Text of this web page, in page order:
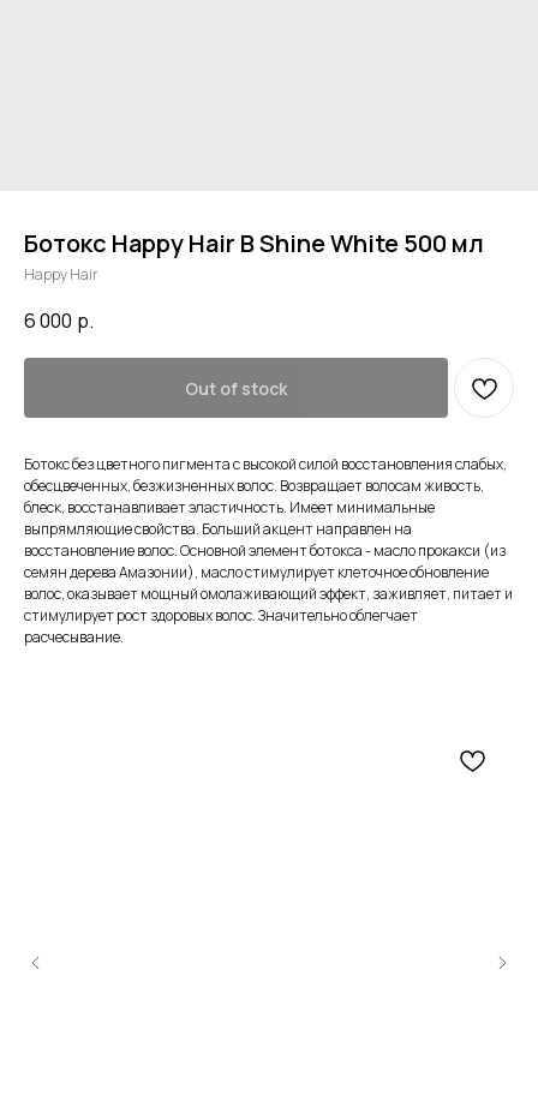
Ботокс Happy Hair B Shine White 500 мл
Happy Hair
6 000 р.
Out of stock
Ботокс без цветного пигмента с высокой силой восстановления слабых,
обесцвеченных, безжизненных волос. Возвращает волосам живость,
блеск, восстанавливает эластичность. Имеет минимальные
выпрямляющие свойства. Больший акцент направлен на
восстановление волос. Основной элемент ботокса - масло прокакси (из
семян дерева Амазонии), масло стимулирует клеточное обновление
волос, оказывает мощный омолаживающий эффект, заживляет, питает и
стимулирует рост здоровых волос. Значительно облегчает
расчесывание.